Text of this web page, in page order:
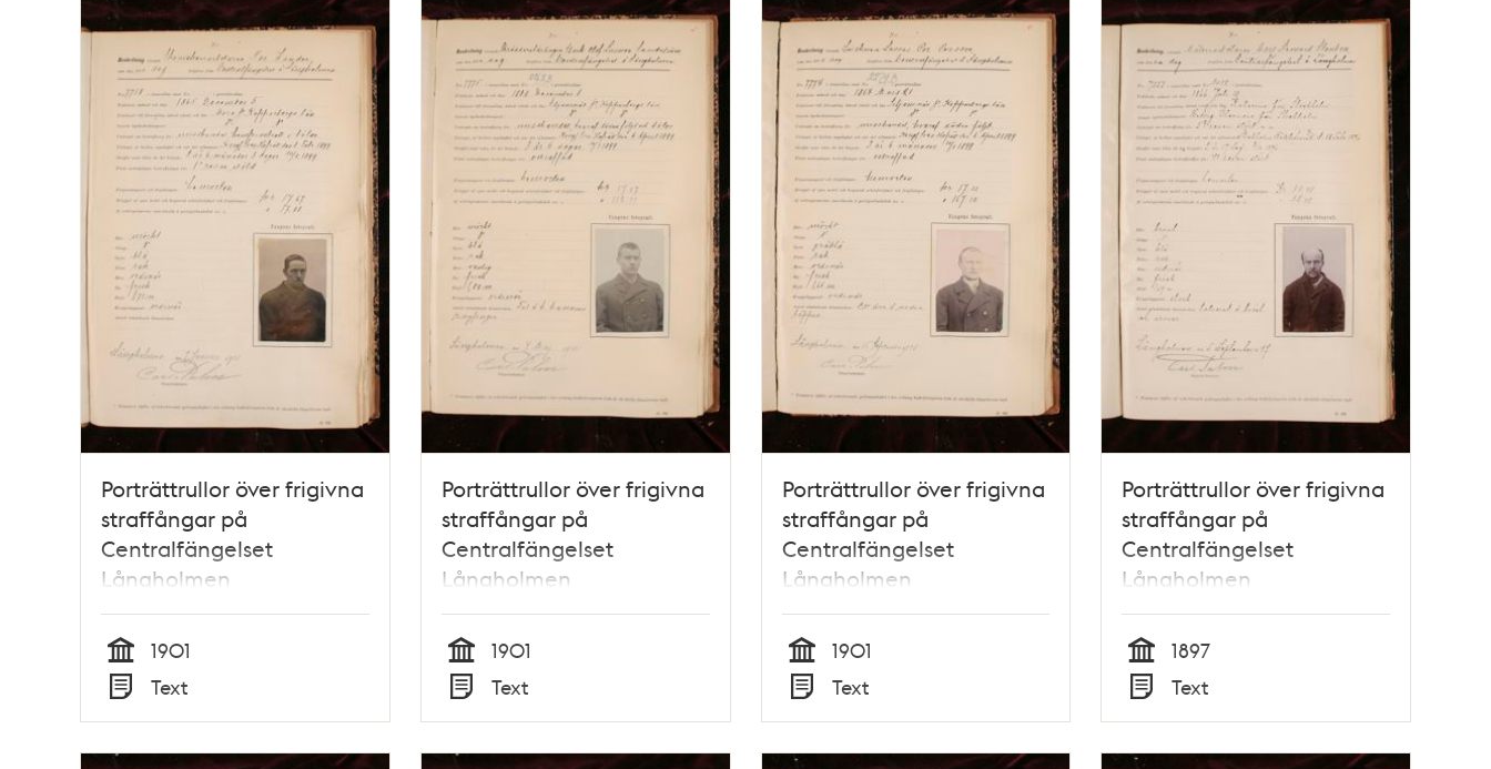
Porträttrullor över frigivna
straffångar på
Centralfängelset
Långholmen
Tid
1901
Text
Porträttrullor över frigivna
straffångar på
Centralfängelset
Långholmen
Tid
1901
Text
Porträttrullor över frigivna
straffångar på
Centralfängelset
Långholmen
Tid
1901
Text
Porträttrullor över frigivna
straffångar på
Centralfängelset
Långholmen
Tid
1897
Text